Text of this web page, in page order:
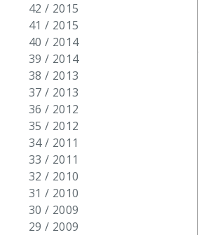
42 / 2015
41 / 2015
40 / 2014
39 / 2014
38 / 2013
37 / 2013
36 / 2012
35 / 2012
34 / 2011
33 / 2011
32 / 2010
31 / 2010
30 / 2009
29 / 2009